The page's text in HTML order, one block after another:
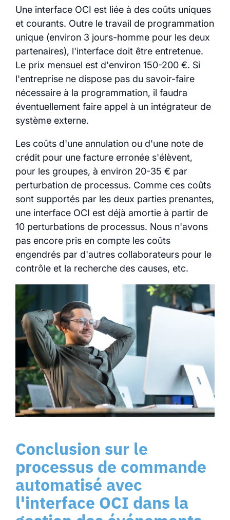
Une interface OCI est liée à des coûts uniques
et courants. Outre le travail de programmation
unique (environ 3 jours-homme pour les deux
partenaires), l'interface doit être entretenue.
Le prix mensuel est d'environ 150-200 €. Si
l'entreprise ne dispose pas du savoir-faire
nécessaire à la programmation, il faudra
éventuellement faire appel à un intégrateur de
système externe.
Les coûts d'une annulation ou d'une note de
crédit pour une facture erronée s'élèvent,
pour les groupes, à environ 20-35 € par
perturbation de processus. Comme ces coûts
sont supportés par les deux parties prenantes,
une interface OCI est déjà amortie à partir de
10 perturbations de processus. Nous n'avons
pas encore pris en compte les coûts
engendrés par d'autres collaborateurs pour le
contrôle et la recherche des causes, etc.
Conclusion sur le
processus de commande
automatisé avec
l'interface OCI dans la